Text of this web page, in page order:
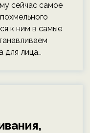
сейчас самое
к ним в самые
для лица…